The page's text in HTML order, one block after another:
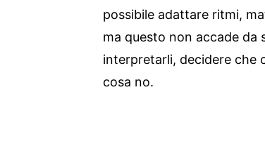
possibile adattare ritmi,
ma questo non accade da
interpretarli, decidere che
cosa no.